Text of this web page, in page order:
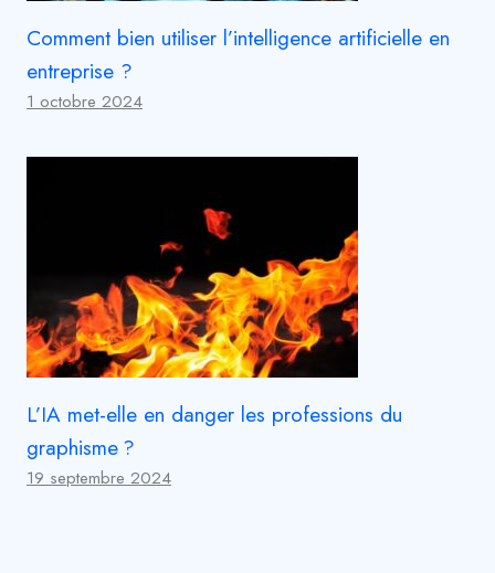
Comment bien utiliser l’intelligence artificielle en
entreprise ?
1 octobre 2024
L’IA met-elle en danger les professions du
graphisme ?
19 septembre 2024